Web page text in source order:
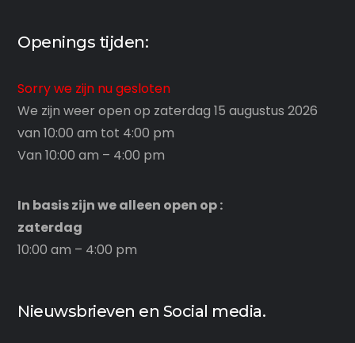
Openings tijden:
Sorry we zijn nu gesloten
We zijn weer open op zaterdag 15 augustus 2026
van 10:00 am tot 4:00 pm
Van 10:00 am – 4:00 pm
In basis zijn we alleen open op :
zaterdag
10:00 am – 4:00 pm
Nieuwsbrieven en Social media.